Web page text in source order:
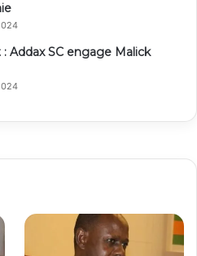
: Addax SC engage Malick